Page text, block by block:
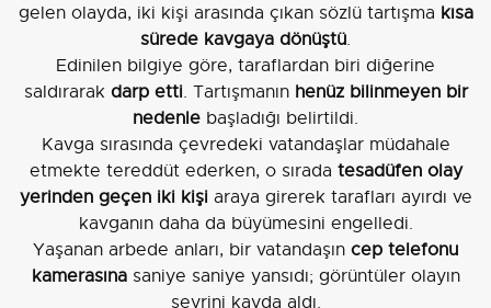
gelen olayda, iki kişi arasında çıkan sözlü tartışma kısa
sürede kavgaya dönüştü.
Edinilen bilgiye göre, taraflardan biri diğerine
saldırarak darp etti. Tartışmanın henüz bilinmeyen bir
nedenle başladığı belirtildi.
Kavga sırasında çevredeki vatandaşlar müdahale
etmekte tereddüt ederken, o sırada tesadüfen olay
yerinden geçen iki kişiaraya girerek tarafları ayırdı ve
kavganın daha da büyümesini engelledi.
Yaşanan arbede anları, bir vatandaşın cep telefonu
kamerasınasaniye saniye yansıdı; görüntüler olayın
seyrini kayda aldı.